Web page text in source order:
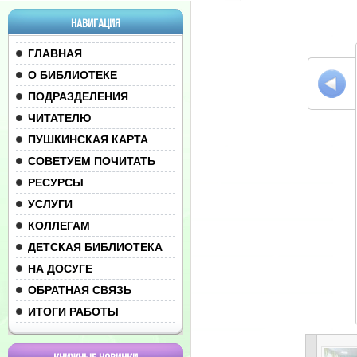
НАВИГАЦИЯ
ГЛАВНАЯ
О БИБЛИОТЕКЕ
ПОДРАЗДЕЛЕНИЯ
ЧИТАТЕЛЮ
ПУШКИНСКАЯ КАРТА
СОВЕТУЕМ ПОЧИТАТЬ
РЕСУРСЫ
УСЛУГИ
КОЛЛЕГАМ
ДЕТСКАЯ БИБЛИОТЕКА
НА ДОСУГЕ
ОБРАТНАЯ СВЯЗЬ
ИТОГИ РАБОТЫ